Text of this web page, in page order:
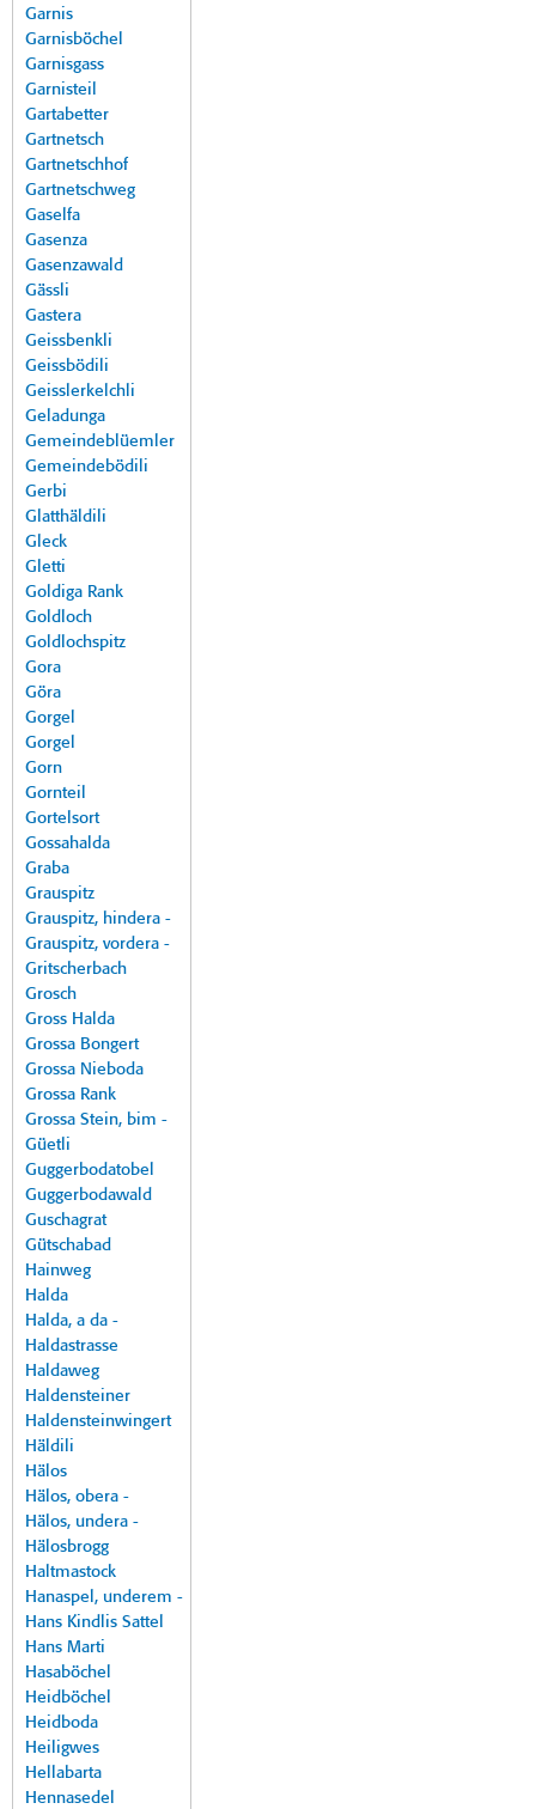
Garnis
Garnisböchel
Garnisgass
Garnisteil
Gartabetter
Gartnetsch
Gartnetschhof
Gartnetschweg
Gaselfa
Gasenza
Gasenzawald
Gässli
Gastera
Geissbenkli
Geissbödili
Geisslerkelchli
Geladunga
Gemeindeblüemler
Gemeindebödili
Gerbi
Glatthäldili
Gleck
Gletti
Goldiga Rank
Goldloch
Goldlochspitz
Gora
Göra
Gorgel
Gorgel
Gorn
Gornteil
Gortelsort
Gossahalda
Graba
Grauspitz
Grauspitz, hindera -
Grauspitz, vordera -
Gritscherbach
Grosch
Gross Halda
Grossa Bongert
Grossa Nieboda
Grossa Rank
Grossa Stein, bim -
Güetli
Guggerbodatobel
Guggerbodawald
Guschagrat
Gütschabad
Hainweg
Halda
Halda, a da -
Haldastrasse
Haldaweg
Haldensteiner
Haldensteinwingert
Häldili
Hälos
Hälos, obera -
Hälos, undera -
Hälosbrogg
Haltmastock
Hanaspel, underem -
Hans Kindlis Sattel
Hans Marti
Hasaböchel
Heidböchel
Heidboda
Heiligwes
Hellabarta
Hennasedel